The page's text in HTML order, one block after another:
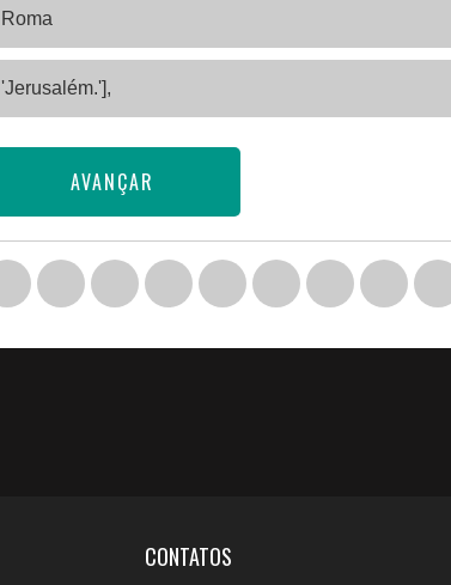
Roma
'Jerusalém.'],
AVANÇAR
CONTATOS